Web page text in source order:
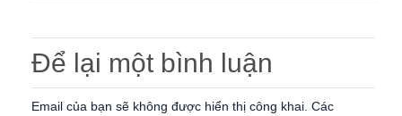
Để lại một bình luận
Email của bạn sẽ không được hiển thị công khai. Các